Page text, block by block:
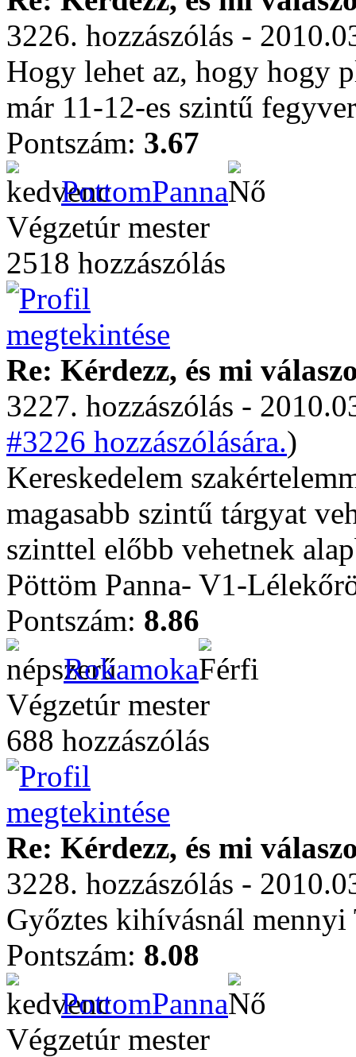
3226. hozzászólás -
Hogy lehet az, hogy hogy
már 11-12-es szintű
Pontszám: 3.67
PottomPanna
Végzetúr mester
2518 hozzászólás
Re: Kérdezz, és mi
3227. hozzászólás -
#3226 hozzászólására.)
Kereskedelem
magasabb szintű tárgyat
szinttel előbb vehetnek
Pöttöm Panna- V1-
Pontszám: 8.86
Rokamoka
Végzetúr mester
688 hozzászólás
Re: Kérdezz, és mi
3228. hozzászólás -
Győztes kihívásnál mennyi
Pontszám: 8.08
PottomPanna
Végzetúr mester